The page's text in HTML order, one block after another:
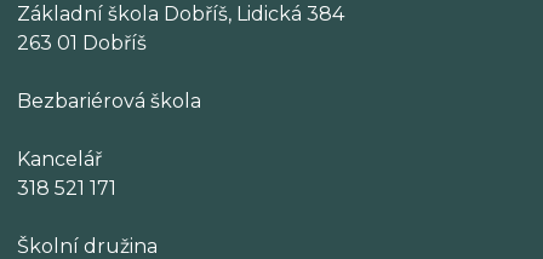
Základní škola Dobříš, Lidická 384
263 01 Dobříš
Bezbariérová škola
Kancelář
318 521 171
Školní družina